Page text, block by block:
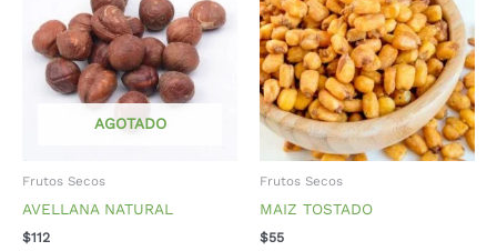
AGOTADO
Frutos Secos
AVELLANA NATURAL
$112
Frutos Secos
MAIZ TOSTADO
$55